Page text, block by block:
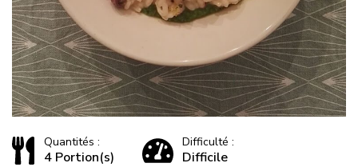
Quantités :
4 Portion(s)
Difficulté :
Difficile